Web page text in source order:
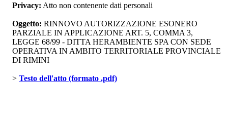
Privacy: Atto non contenente dati personali
Oggetto: RINNOVO AUTORIZZAZIONE ESONERO
PARZIALE IN APPLICAZIONE ART. 5, COMMA 3,
LEGGE 68/99 - DITTA HERAMBIENTE SPA CON SEDE
OPERATIVA IN AMBITO TERRITORIALE PROVINCIALE
DI RIMINI
> Testo dell'atto (formato .pdf)